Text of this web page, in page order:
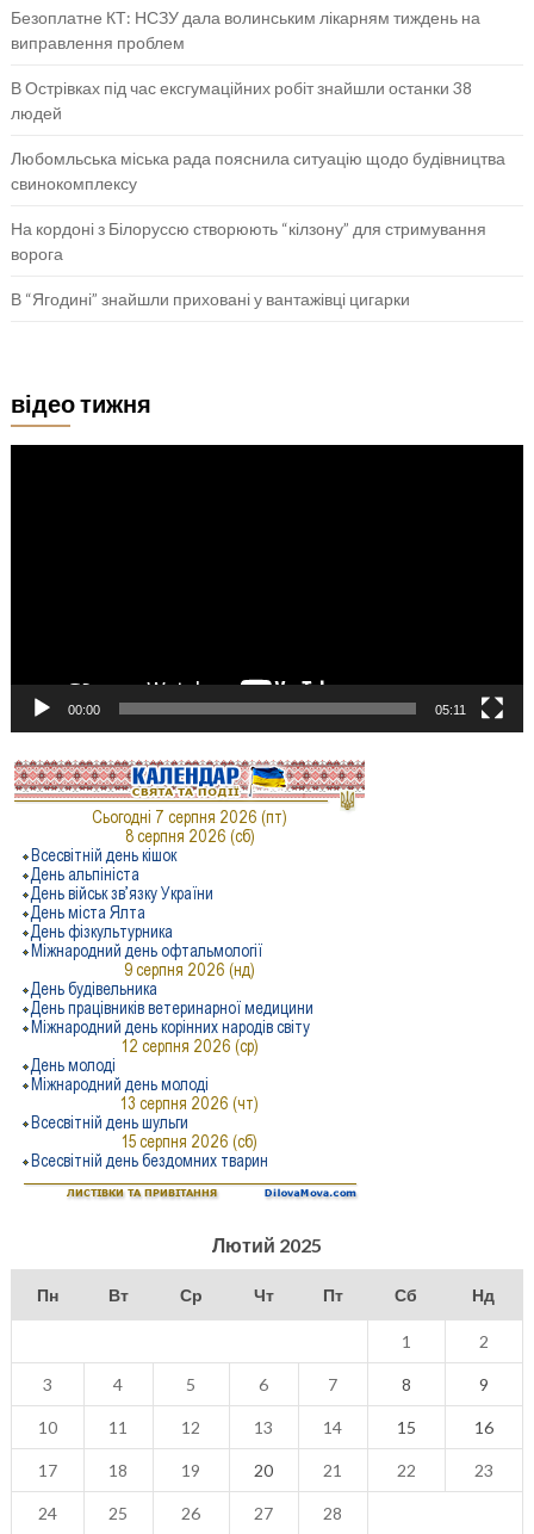
Безоплатне КТ: НСЗУ дала волинським лікарням тиждень на
виправлення проблем
В Острівках під час ексгумаційних робіт знайшли останки 38
людей
Любомльська міська рада пояснила ситуацію щодо будівництва
свинокомплексу
На кордоні з Білоруссю створюють “кілзону” для стримування
ворога
В “Ягодині” знайшли приховані у вантажівці цигарки
відео тижня
00:00 05:11
Лютий 2025
Пн Вт Ср Чт Пт Сб Нд
1 2
3 4 5 6 7 8 9
10 11 12 13 14 15 16
17 18 19 20 21 22 23
24 25 26 27 28